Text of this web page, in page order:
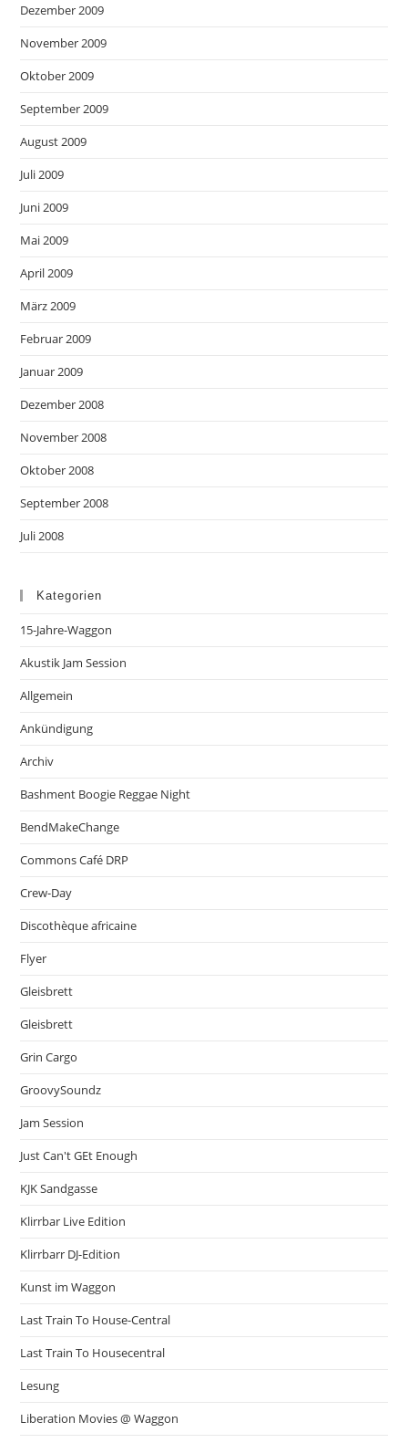
Dezember 2009
November 2009
Oktober 2009
September 2009
August 2009
Juli 2009
Juni 2009
Mai 2009
April 2009
März 2009
Februar 2009
Januar 2009
Dezember 2008
November 2008
Oktober 2008
September 2008
Juli 2008
Kategorien
15-Jahre-Waggon
Akustik Jam Session
Allgemein
Ankündigung
Archiv
Bashment Boogie Reggae Night
BendMakeChange
Commons Café DRP
Crew-Day
Discothèque africaine
Flyer
Gleisbrett
Gleisbrett
Grin Cargo
GroovySoundz
Jam Session
Just Can't GEt Enough
KJK Sandgasse
Klirrbar Live Edition
Klirrbarr DJ-Edition
Kunst im Waggon
Last Train To House-Central
Last Train To Housecentral
Lesung
Liberation Movies @ Waggon